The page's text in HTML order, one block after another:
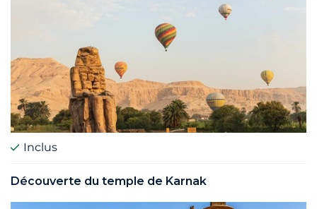
Inclus
Découverte du temple de Karnak